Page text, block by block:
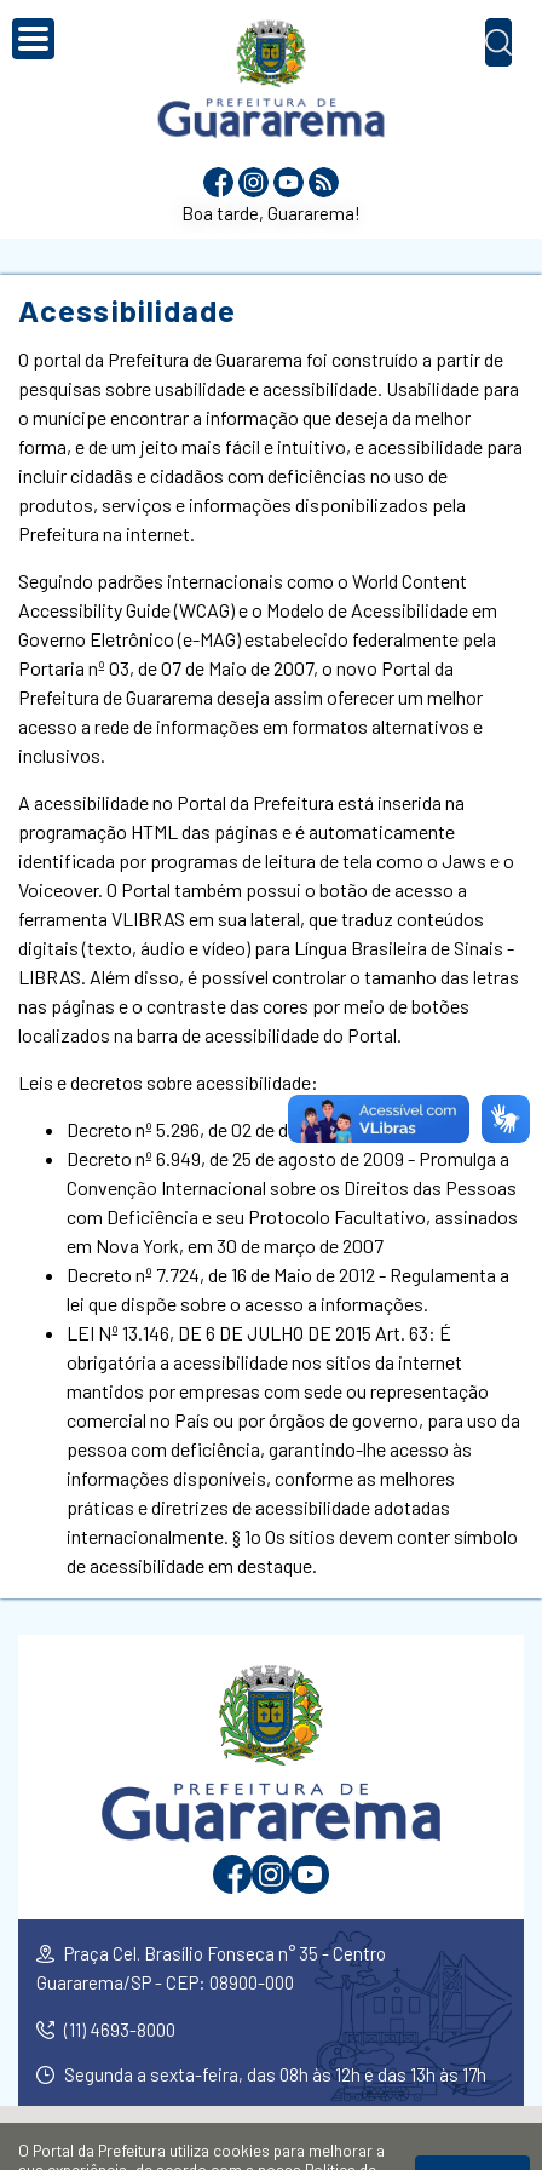
Boa tarde, Guararema!
Acessibilidade
O portal da Prefeitura de Guararema foi construído a partir de
pesquisas sobre usabilidade e acessibilidade. Usabilidade para
o munícipe encontrar a informação que deseja da melhor
forma, e de um jeito mais fácil e intuitivo, e acessibilidade para
incluir cidadãs e cidadãos com deficiências no uso de
produtos, serviços e informações disponibilizados pela
Prefeitura na internet.
Seguindo padrões internacionais como o World Content
Accessibility Guide (WCAG) e o Modelo de Acessibilidade em
Governo Eletrônico (e-MAG) estabelecido federalmente pela
Portaria nº 03, de 07 de Maio de 2007, o novo Portal da
Prefeitura de Guararema deseja assim oferecer um melhor
acesso a rede de informações em formatos alternativos e
inclusivos.
A acessibilidade no Portal da Prefeitura está inserida na
programação HTML das páginas e é automaticamente
identificada por programas de leitura de tela como o Jaws e o
Voiceover. O Portal também possui o botão de acesso a
ferramenta VLIBRAS em sua lateral, que traduz conteúdos
digitais (texto, áudio e vídeo) para Língua Brasileira de Sinais -
LIBRAS. Além disso, é possível controlar o tamanho das letras
nas páginas e o contraste das cores por meio de botões
localizados na barra de acessibilidade do Portal.
Leis e decretos sobre acessibilidade:
Decreto nº 5.296, de 02 de dezembro de 2004
Decreto nº 6.949, de 25 de agosto de 2009 - Promulga a
Convenção Internacional sobre os Direitos das Pessoas
com Deficiência e seu Protocolo Facultativo, assinados
em Nova York, em 30 de março de 2007
Decreto nº 7.724, de 16 de Maio de 2012 - Regulamenta a
lei que dispõe sobre o acesso a informações.
LEI Nº 13.146, DE 6 DE JULHO DE 2015 Art. 63: É
obrigatória a acessibilidade nos sítios da internet
mantidos por empresas com sede ou representação
comercial no País ou por órgãos de governo, para uso da
pessoa com deficiência, garantindo-lhe acesso às
informações disponíveis, conforme as melhores
práticas e diretrizes de acessibilidade adotadas
internacionalmente. § 1o Os sítios devem conter símbolo
de acessibilidade em destaque.
Praça Cel. Brasílio Fonseca n° 35 - Centro
Guararema/SP - CEP: 08900-000
(11) 4693-8000
Segunda a sexta-feira, das 08h às 12h e das 13h às 17h
O Portal da Prefeitura utiliza cookies para melhorar a